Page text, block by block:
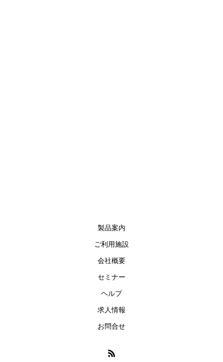
製品案内
ご利用施設
会社概要
セミナー
ヘルプ
求人情報
お問合せ